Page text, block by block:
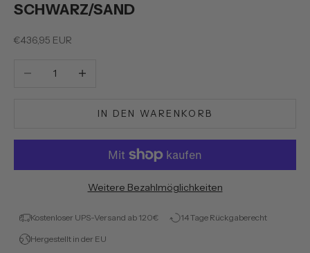
SCHWARZ/SAND
Preis
€436,95 EUR
Anzahl verringernAnzahl erhöhen
IN DEN WARENKORB
Weitere Bezahlmöglichkeiten
Kostenloser UPS-Versand ab 120€ 14 Tage Rückgaberecht
Hergestellt in der EU